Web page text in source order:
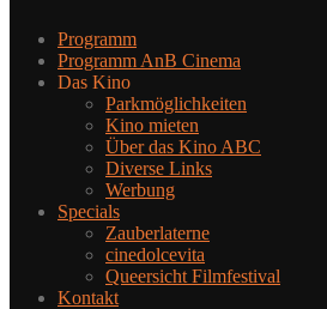
Programm
Programm AnB Cinema
Das Kino
Parkmöglichkeiten
Kino mieten
Über das Kino ABC
Diverse Links
Werbung
Specials
Zauberlaterne
cinedolcevita
Queersicht Filmfestival
Kontakt